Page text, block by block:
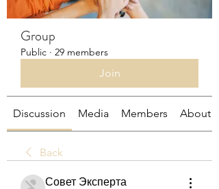
Group
Public · 29 members
Join
Discussion Media Members About
Back
Совет Эксперта